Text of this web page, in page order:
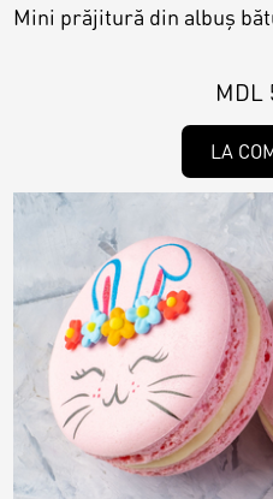
Mini prăjitură din albuș
MDL
LA